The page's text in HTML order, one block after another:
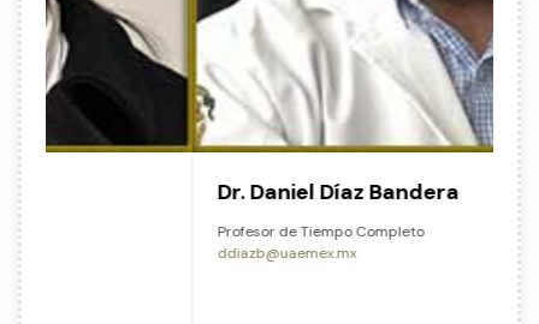
Dr. Daniel Díaz Bandera
Profesor de Tiempo Completo
ddiazb@uaemex.mx